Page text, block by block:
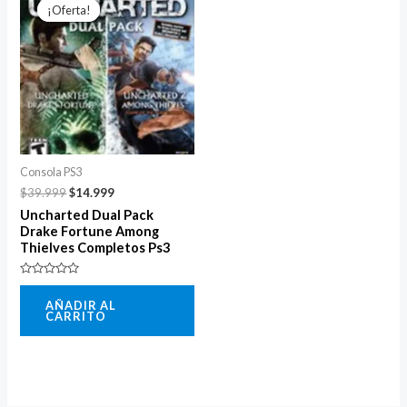
¡Oferta!
¡Oferta!
Consola PS3
$39.999
original
era:
$39.999.
$14.999
actual
es:
$14.999.
Uncharted Dual Pack
Drake Fortune Among
Thielves Completos Ps3
Valorado
AÑADIR AL
CARRITO